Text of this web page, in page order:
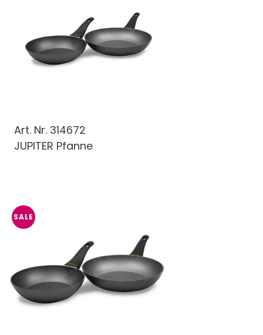
Art. Nr. 314672
JUPITER Pfanne
SALE